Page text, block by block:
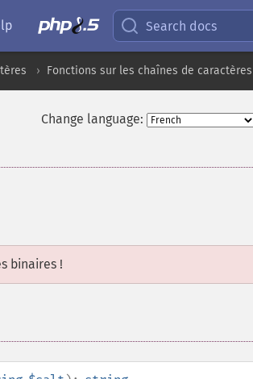
Search docs
Fonctions sur les chaînes de caractères
Change language:
binaires !